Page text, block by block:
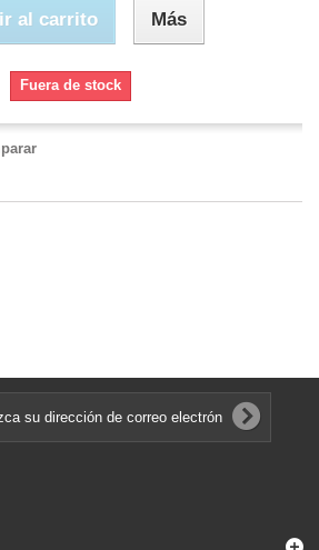
al carrito Más
Fuera de stock